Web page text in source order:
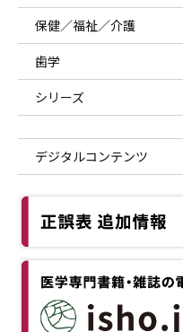
保健／福祉／介護
歯学
シリーズ
デジタルコンテンツ